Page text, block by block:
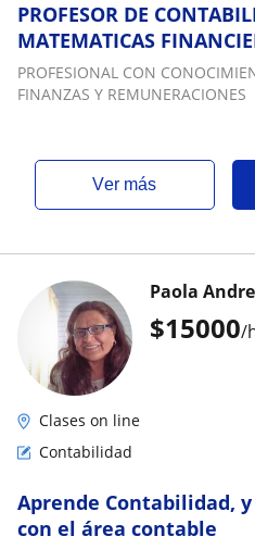
PROFESOR DE
MATEMATICAS
PROFESIONAL CON
FINANZAS Y REMUNERACIONES
ver más
$15000/
Paola
Clases on line
Contabilidad
Aprende Contabilidad,
con el área contable